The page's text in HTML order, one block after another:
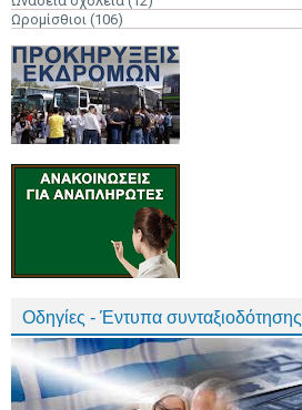
Ωρομίσθιοι (106)
Οδηγίες - Έντυπα συνταξιοδότησης